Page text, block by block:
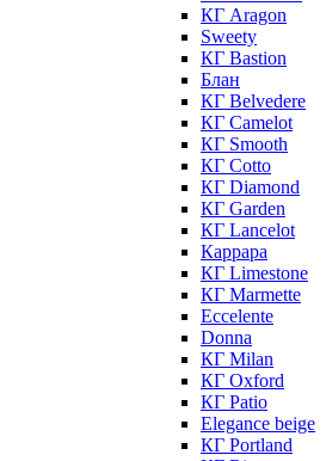
КГ Aragon
Sweety
КГ Bastion
Блан
КГ Belvedere
КГ Camelot
КГ Smooth
КГ Cotto
КГ Diamond
КГ Garden
КГ Lancelot
Каррара
КГ Limestone
КГ Marmette
Eccelente
Donna
КГ Milan
КГ Oxford
КГ Patio
Elegance beige
КГ Portland